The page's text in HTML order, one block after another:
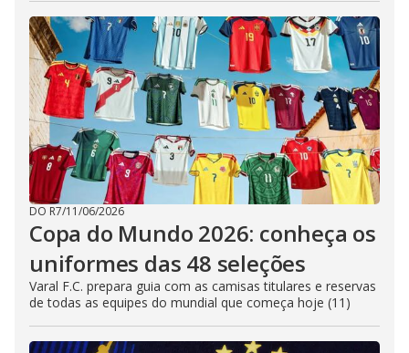
DO R7/11/06/2026
Copa do Mundo 2026: conheça os
uniformes das 48 seleções
Varal F.C. prepara guia com as camisas titulares e reservas
de todas as equipes do mundial que começa hoje (11)